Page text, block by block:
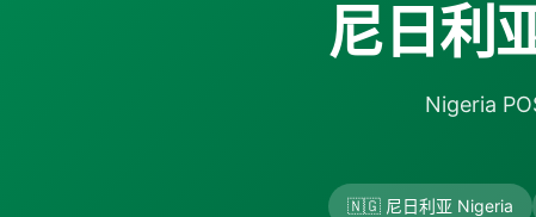
尼日利
Nigeria
🇳🇬 尼日利亚 Nigeria